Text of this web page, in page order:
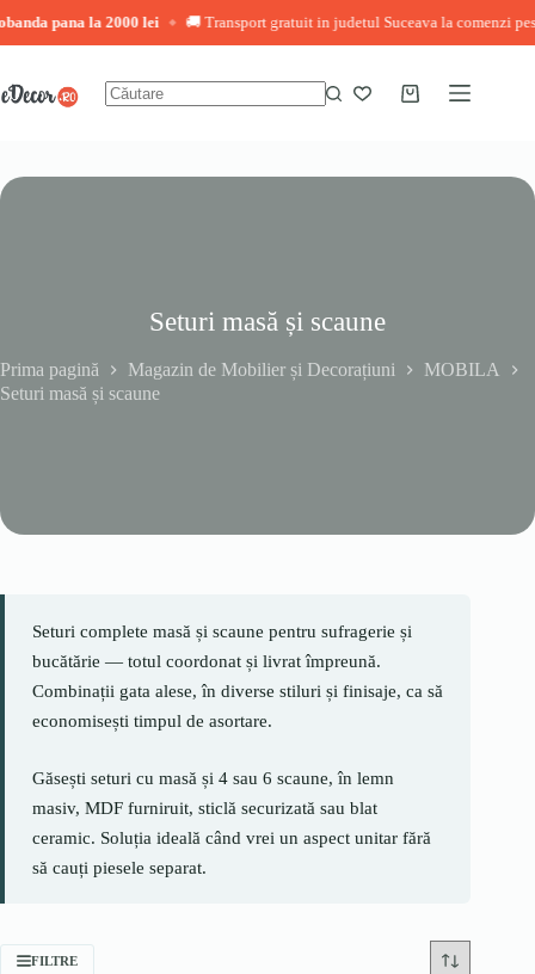
la 2000 lei ◆ 🚚 Transport gratuit in judetul Suceava la comenzi peste 3.000 lei
conținut
Coș
Seturi masă și scaune
Prima pagină Magazin de Mobilier și Decorațiuni
MOBILA
Seturi masă și scaune
Seturi complete masă și scaune pentru sufragerie și
bucătărie — totul coordonat și livrat împreună.
Combinații gata alese, în diverse stiluri și finisaje, ca să
economisești timpul de asortare.
Găsești seturi cu masă și 4 sau 6 scaune, în lemn
masiv, MDF furniruit, sticlă securizată sau blat
ceramic. Soluția ideală când vrei un aspect unitar fără
să cauți piesele separat.
FILTRE